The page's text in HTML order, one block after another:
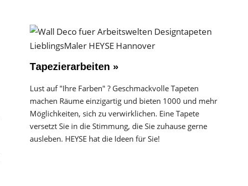
Tapezierarbeiten »
Lust auf "Ihre Farben" ? Geschmackvolle Tapeten
machen Räume einzigartig und bieten 1000 und mehr
Möglichkeiten, sich zu verwirklichen. Eine Tapete
versetzt Sie in die Stimmung, die Sie zuhause gerne
ausleben. HEYSE hat die Ideen für Sie!